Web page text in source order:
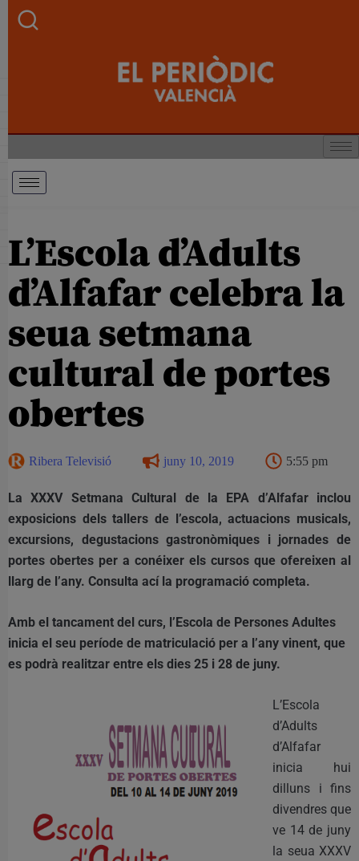
L’Escola d’Adults
d’Alfafar celebra la
seua setmana
cultural de portes
obertes
Ribera Televisió juny 10, 2019 5:55 pm
La XXXV Setmana Cultural de la EPA d’Alfafar inclou
exposicions dels tallers de l’escola, actuacions musicals,
excursions, degustacions gastronòmiques i jornades de
portes obertes per a conéixer els cursos que ofereixen al
llarg de l’any. Consulta ací la programació completa.
Amb el tancament del curs, l’Escola de Persones Adultes
inicia el seu període de matriculació per a l’any vinent, que
es podrà realitzar entre els dies 25 i 28 de juny.
L’Escola
d’Adults
d’Alfafar
inicia hui
dilluns i fins
divendres que
ve 14 de juny
la seua XXXV